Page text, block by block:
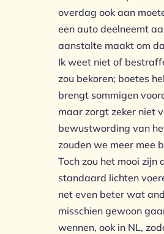
overdag ook aan
een auto deelneemt
aanstalte maakt om
Ik weet niet of
zou bekoren; boetes
brengt sommigen
maar zorgt zeker niet
bewustwording van
zouden we meer mee
Toch zou het mooi zijn
standaard lichten
net even beter wat
misschien gewoon
wennen, ook in NL,